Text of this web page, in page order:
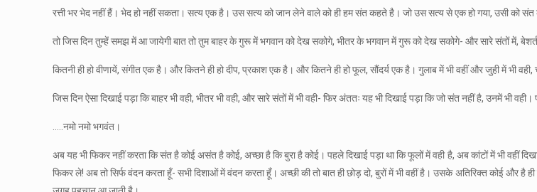
रत्ती भर भेद नहीं हैं। भेद हो नहीं सकता। सत्य एक है। उस सत्य को जान लेने वाले को ही हम संत कहते है। जो उस सत्य से एक हो गया, उसी को
तो जिस दिन तुम्हें समझ में आ जायेगी बात तो तुम बाहर के गुरू में भगवान को देख सकोगे, भीतर के भगवान में गुरू को देख सकोगे- और सारे संतों में,
कितनी ही हो वीणायें, संगीत एक है। और कितने ही हो दीप, प्रकाश एक है। और कितने ही हो फूल, सौंदर्य एक है। गुलाब में भी वहीं और जुही में भी वही,
जिस दिन ऐसा दिखाई पड़ा कि बाहर भी वही, भीतर भी वही, और सारे संतों में भी वही- फिर अंततः यह भी दिखाई पड़ा कि जो संत नहीं है, उनमें भी
…..नमो नमो भगवंत।
अब यह भी फिकर नहीं करता कि संत है कोई असंत है कोई, अच्छा है कि बुरा है कोई। पहले दिखाई पड़ा था कि फूलों में वही है, अब कांटों में भी वहीं
फिकर ले! अब तो सिर्फ वंदन करता हूँ- सभी दिशाओं में वंदन करता हूँ। अच्छी की तो बात ही छोड़ दो, बुरों में भी वहीं है। उसके अतिरिक्त कोई और